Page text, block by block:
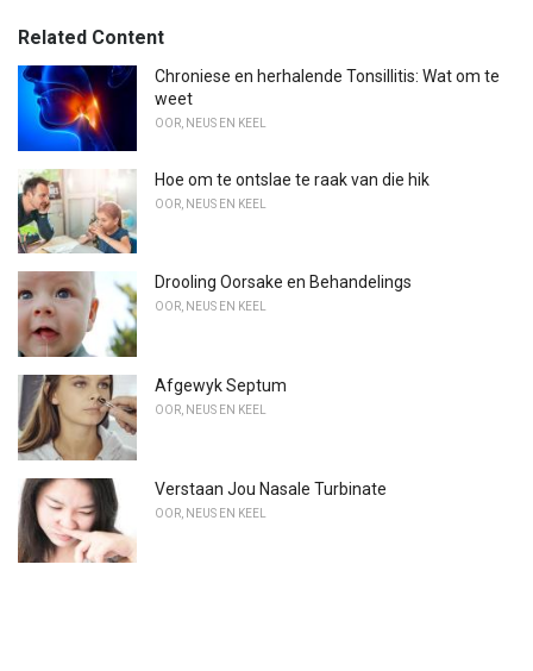
Related Content
Chroniese en herhalende Tonsillitis: Wat om te
weet
OOR, NEUS EN KEEL
Hoe om te ontslae te raak van die hik
OOR, NEUS EN KEEL
Drooling Oorsake en Behandelings
OOR, NEUS EN KEEL
Afgewyk Septum
OOR, NEUS EN KEEL
Verstaan ​​Jou Nasale Turbinate
OOR, NEUS EN KEEL